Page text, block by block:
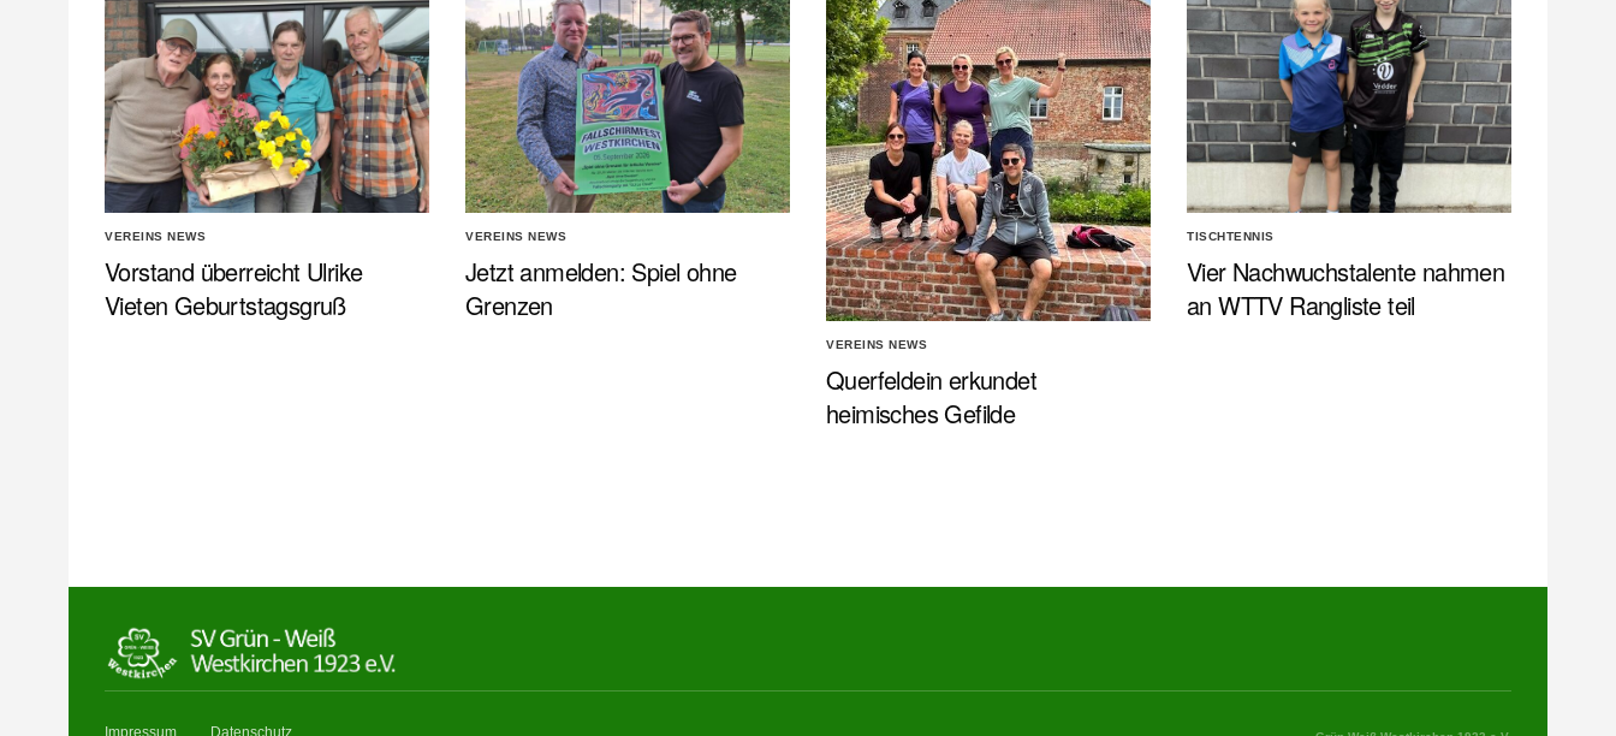
VEREINS NEWS
Vorstand überreicht Ulrike
Vieten Geburtstagsgruß
VEREINS NEWS
Jetzt anmelden: Spiel ohne
Grenzen
VEREINS NEWS
Querfeldein erkundet
heimisches Gefilde
TISCHTENNIS
Vier Nachwuchstalente nahmen
an WTTV Rangliste teil
Impressum Datenschutz